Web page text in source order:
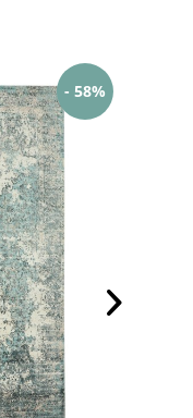
- 58%